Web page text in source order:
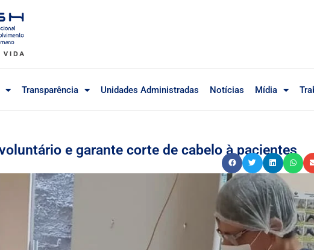
Transparência Unidades Administradas Notícias Mídia
e garante corte de cabelo à pacientes